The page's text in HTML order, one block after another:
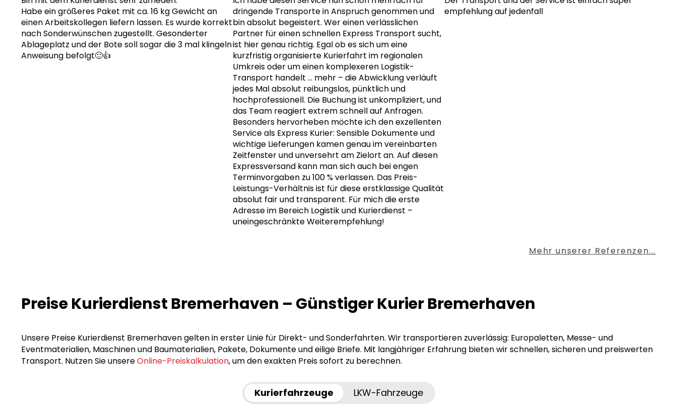
Habe ein größeres Paket mit ca. 16 kg Gewicht an
einen Arbeitskollegen liefern lassen. Es wurde korrekt
nach Sonderwünschen zugestellt. Gesonderter
Ablageplatz und der Bote soll sogar die 3 mal klingeln
Anweisung befolgt🙂👍
dringende Transporte in Anspruch genommen und
bin absolut begeistert. Wer einen verlässlichen
Partner für einen schnellen Express Transport sucht,
ist hier genau richtig. Egal ob es sich um eine
kurzfristig organisierte Kurierfahrt im regionalen
Umkreis oder um einen komplexeren Logistik-
Transport handelt … mehr– die Abwicklung verläuft
jedes Mal absolut reibungslos, pünktlich und
hochprofessionell. Die Buchung ist unkompliziert, und
das Team reagiert extrem schnell auf Anfragen.
Besonders hervorheben möchte ich den exzellenten
Service als Express Kurier: Sensible Dokumente und
wichtige Lieferungen kamen genau im vereinbarten
Zeitfenster und unversehrt am Zielort an. Auf diesen
Expressversand kann man sich auch bei engen
Terminvorgaben zu 100 % verlassen. Das Preis-
Leistungs-Verhältnis ist für diese erstklassige Qualität
absolut fair und transparent. Für mich die erste
Adresse im Bereich Logistik und Kurierdienst –
uneingeschränkte Weiterempfehlung!
empfehlung auf jedenfall
Mehr unserer Referenzen...
Preise Kurierdienst Bremerhaven – Günstiger Kurier Bremerhaven
Unsere Preise Kurierdienst Bremerhaven gelten in erster Linie für Direkt- und Sonderfahrten. Wir transportieren zuverlässig: Europaletten, Messe- und
Eventmaterialien, Maschinen und Baumaterialien, Pakete, Dokumente und eilige Briefe. Mit langjähriger Erfahrung bieten wir schnellen, sicheren und preiswerten
Transport. Nutzen Sie unsereOnline-Preiskalkulation, um den exakten Preis sofort zu berechnen.
Kurierfahrzeuge LKW-Fahrzeuge